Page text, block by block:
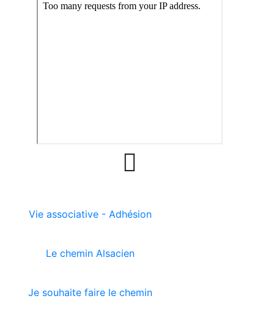

Vie associative - Adhésion
Le chemin Alsacien
Je souhaite faire le chemin